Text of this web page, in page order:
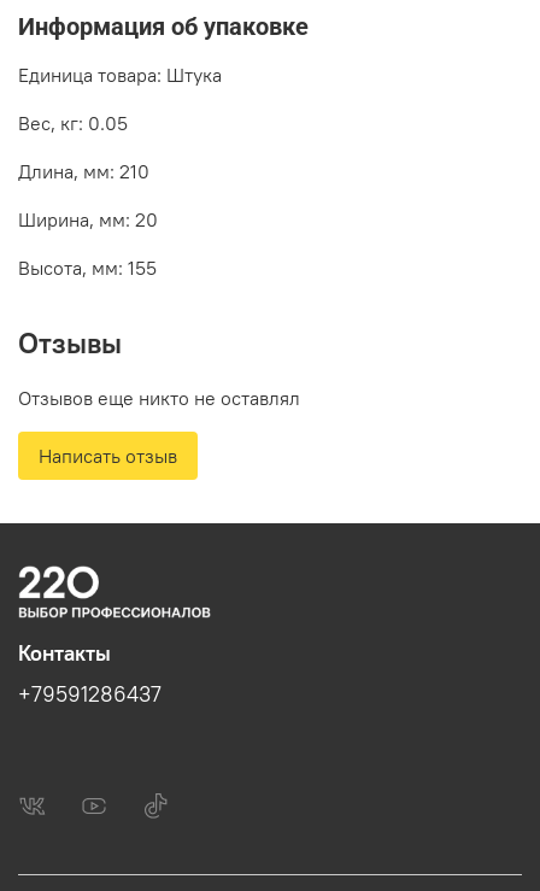
Информация об упаковке
Единица товара: Штука
Вес, кг: 0.05
Длина, мм: 210
Ширина, мм: 20
Высота, мм: 155
Отзывы
Отзывов еще никто не оставлял
Написать отзыв
Контакты
+79591286437